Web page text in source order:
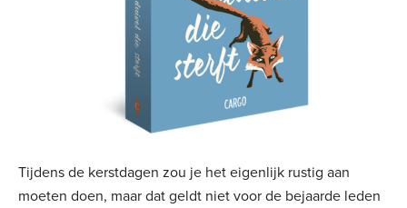
Tijdens de kerstdagen zou je het eigenlijk rustig aan
moeten doen, maar dat geldt niet voor de bejaarde leden